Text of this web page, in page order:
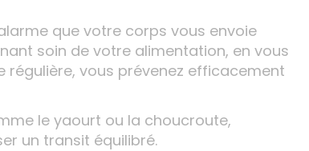
que votre corps vous envoie
soin de votre alimentation, en vous
vous prévenez efficacement
le yaourt ou la choucroute,
un transit équilibré.